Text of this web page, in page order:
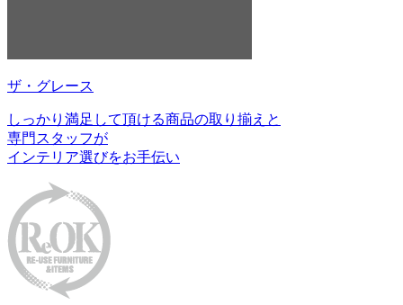
ザ・グレース
しっかり満足して頂ける商品の取り揃えと
専門スタッフが
インテリア選びをお手伝い